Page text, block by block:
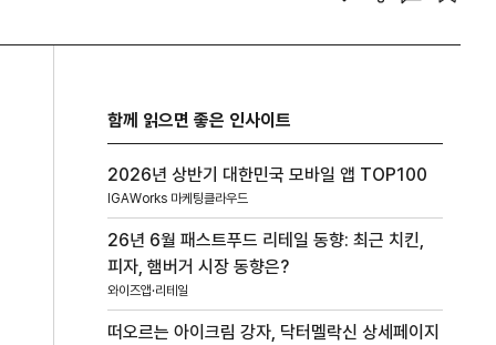
함께 읽으면 좋은 인사이트
2026년 상반기 대한민국 모바일 앱 TOP100
IGAWorks 마케팅클라우드
26년 6월 패스트푸드 리테일 동향: 최근 치킨,
피자, 햄버거 시장 동향은?
와이즈앱·리테일
떠오르는 아이크림 강자, 닥터멜락신 상세페이지